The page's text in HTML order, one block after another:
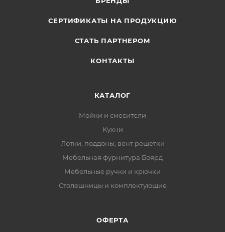
СЕРТИФИКАТЫ НА ПРОДУКЦИЮ
СТАТЬ ПАРТНЕРОМ
КОНТАКТЫ
КАТАЛОГ
Мойки и смесители
Кухни
Лотки, поддоны, вент решетки
Мебельная фурнитура Боярд
Мебельные ручки и крючки
Столешницы и комплектующие
ОФЕРТА